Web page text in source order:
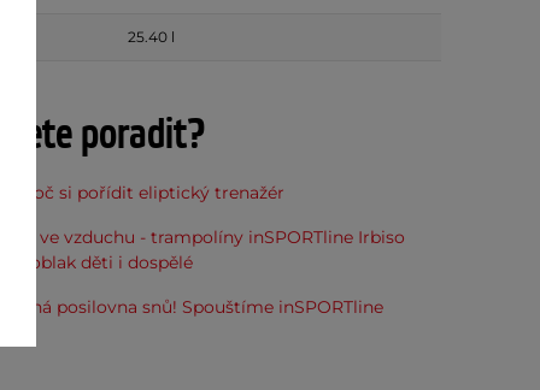
25.40 l
poradit?
proč si pořídit eliptický trenažér
ve vzduchu - trampolíny inSPORTline Irbiso
oblak děti i dospělé
posilovna snů! Spouštíme inSPORTline